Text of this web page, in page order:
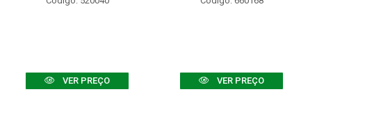
VER PREÇO VER PREÇO